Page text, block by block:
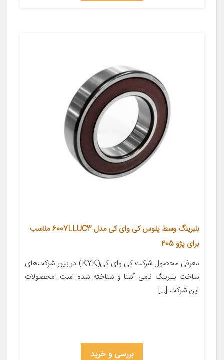
بلبرینگ وسط پلوس کی وای کی مدل 6007LLUC3 مناسب
برای پژو 405
معرفی محصول شرکت کی وای کی(KYK) در بین شرکت‌های
ساخت بلبرینگ نامی آشنا و شناخته شده است. محصولات
این شرکت […]
بررسی و خرید